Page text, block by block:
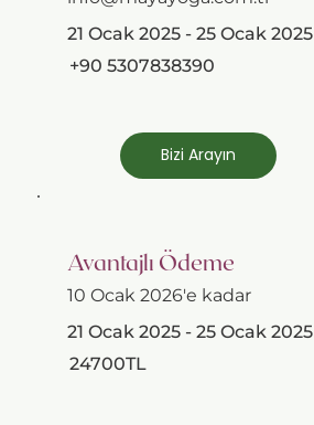
21 Ocak 2025 - 25 Ocak 2025
+90 5307838390
Bizi Arayın
Avantajlı Ödeme
10 Ocak 2026'e kadar
21 Ocak 2025 - 25 Ocak 2025
24700TL